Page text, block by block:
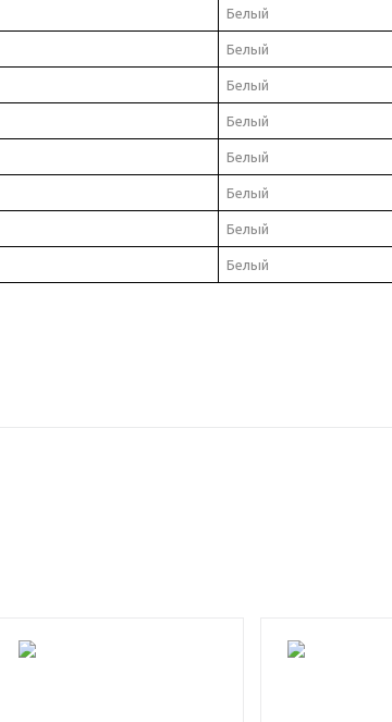
Белый
Белый
Белый
Белый
Белый
Белый
Белый
Белый